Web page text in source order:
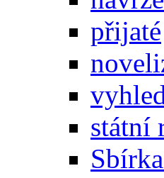
přijaté
státní